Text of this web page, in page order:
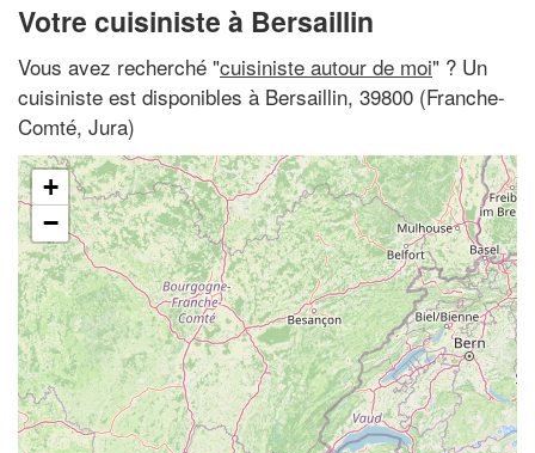
Votre cuisiniste à Bersaillin
Vous avez recherché "cuisiniste autour de moi" ? Un
cuisiniste est disponibles à Bersaillin, 39800 (Franche-
Comté, Jura)
+
−